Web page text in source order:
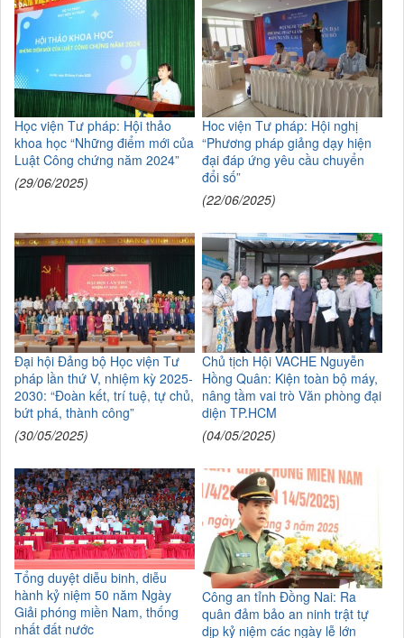
Học viện Tư pháp: Hội thảo
khoa học “Những điểm mới của
Luật Công chứng năm 2024”
(29/06/2025)
Hoc viện Tư pháp: Hội nghị
“Phương pháp giảng dạy hiện
đại đáp ứng yêu cầu chuyển
đổi số”
(22/06/2025)
Đại hội Đảng bộ Học viện Tư
pháp lần thứ V, nhiệm kỳ 2025-
2030: “Đoàn kết, trí tuệ, tự chủ,
bứt phá, thành công”
(30/05/2025)
Chủ tịch Hội VACHE Nguyễn
Hồng Quân: Kiện toàn bộ máy,
nâng tầm vai trò Văn phòng đại
diện TP.HCM
(04/05/2025)
Tổng duyệt diễu binh, diễu
hành kỷ niệm 50 năm Ngày
Giải phóng miền Nam, thống
nhất đất nước
Công an tỉnh Đồng Nai: Ra
quân đảm bảo an ninh trật tự
dịp kỷ niệm các ngày lễ lớn